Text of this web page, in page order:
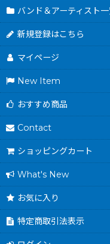
バンド＆アーティスト
新規登録はこちら
マイページ
New Item
おすすめ商品
Contact
ショッピングカート
What's New
お気に入り
特定商取引法表示